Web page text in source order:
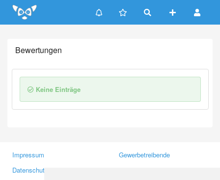
Update cookies preferences
Bewertungen
Keine Einträge
Impressum
Datenschutzerklärung
Gewerbetreibende